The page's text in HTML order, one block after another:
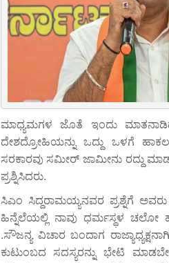
ಮಾಧ್ಯಮಗಳ ಜೊತೆ ಇಂದು
ದೇಶದ್ರೋಹಿಯನ್ನು ಒದ್ದು ಒಳಗೆ
ಸರಕಾರವು ಸಮೀರ್ ಜಾಮೀನು ರದ್ದು
ಪ್ರಶ್ನಿಸಿದರು.
ಸಿಎಂ ಸಿದ್ದರಾಮಯ್ಯನವರ ಪ್ರಶ್ನೆಗೆ
ಹಿನ್ನೆಲೆಯಲ್ಲಿ ನಾವು ಧರ್ಮಸ್ಥಳ ಚಲೋ
.ಸೌಜನ್ಯ ವಿಚಾರ ಬಂದಾಗ
ಕುಟುಂಬದ ಸದಸ್ಯರನ್ನು ಭೇಟಿ